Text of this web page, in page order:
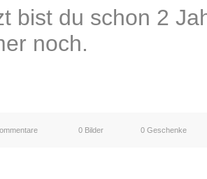
bist du schon 2
noch.
0 Bilder 0 Geschenke